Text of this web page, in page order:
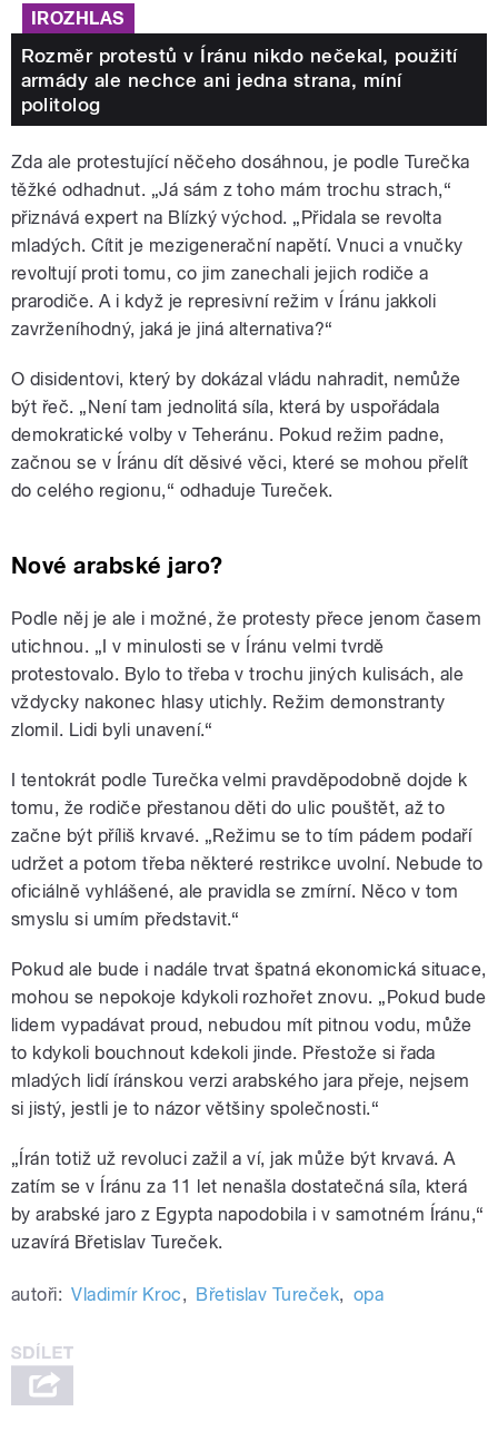
IROZHLAS
Rozměr protestů v Íránu nikdo nečekal, použití
armády ale nechce ani jedna strana, míní
politolog
Zda ale protestující něčeho dosáhnou, je podle Turečka
těžké odhadnut. „Já sám z toho mám trochu strach,“
přiznává expert na Blízký východ. „Přidala se revolta
mladých. Cítit je mezigenerační napětí. Vnuci a vnučky
revoltují proti tomu, co jim zanechali jejich rodiče a
prarodiče. A i když je represivní režim v Íránu jakkoli
zavrženíhodný, jaká je jiná alternativa?“
O disidentovi, který by dokázal vládu nahradit, nemůže
být řeč. „Není tam jednolitá síla, která by uspořádala
demokratické volby v Teheránu. Pokud režim padne,
začnou se v Íránu dít děsivé věci, které se mohou přelít
do celého regionu,“ odhaduje Tureček.
Nové arabské jaro?
Podle něj je ale i možné, že protesty přece jenom časem
utichnou. „I v minulosti se v Íránu velmi tvrdě
protestovalo. Bylo to třeba v trochu jiných kulisách, ale
vždycky nakonec hlasy utichly. Režim demonstranty
zlomil. Lidi byli unavení.“
I tentokrát podle Turečka velmi pravděpodobně dojde k
tomu, že rodiče přestanou děti do ulic pouštět, až to
začne být příliš krvavé. „Režimu se to tím pádem podaří
udržet a potom třeba některé restrikce uvolní. Nebude to
oficiálně vyhlášené, ale pravidla se zmírní. Něco v tom
smyslu si umím představit.“
Pokud ale bude i nadále trvat špatná ekonomická situace,
mohou se nepokoje kdykoli rozhořet znovu. „Pokud bude
lidem vypadávat proud, nebudou mít pitnou vodu, může
to kdykoli bouchnout kdekoli jinde. Přestože si řada
mladých lidí íránskou verzi arabského jara přeje, nejsem
si jistý, jestli je to názor většiny společnosti.“
„Írán totiž už revoluci zažil a ví, jak může být krvavá. A
zatím se v Íránu za 11 let nenašla dostatečná síla, která
by arabské jaro z Egypta napodobila i v samotném Íránu,“
uzavírá Břetislav Tureček.
autoři: Vladimír Kroc, Břetislav Tureček, opa